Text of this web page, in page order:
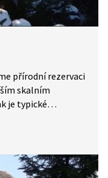
přírodní rezervaci
skalním
je typické
park
návštěva